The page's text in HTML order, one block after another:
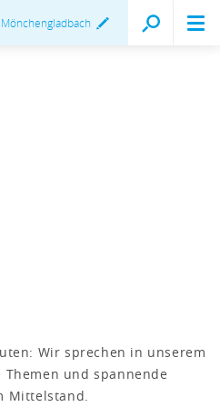
Wir sprechen in unserem
und spannende
Mittelstand.